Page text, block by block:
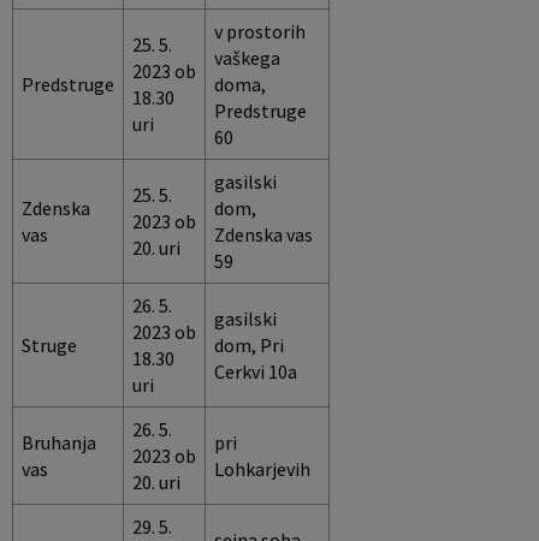
Predstruge
25. 5.
2023 ob
18.30
uri
v prostorih
vaškega
doma,
Predstruge
60
Zdenska
vas
25. 5.
2023 ob
20. uri
gasilski
dom,
Zdenska vas
59
Struge
26. 5.
2023 ob
18.30
uri
gasilski
dom, Pri
Cerkvi 10a
Bruhanja
vas
26. 5.
2023 ob
20. uri
pri
Lohkarjevih
29. 5.
Luka iz Dobrepolja
Prostorski akti
Občinsko glasilo
Promocijski video